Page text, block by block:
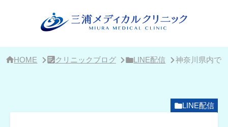
HOME クリニックブログ LINE配信 神奈川県内で
LINE配信